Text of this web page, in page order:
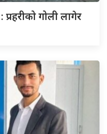
गोली लागेर